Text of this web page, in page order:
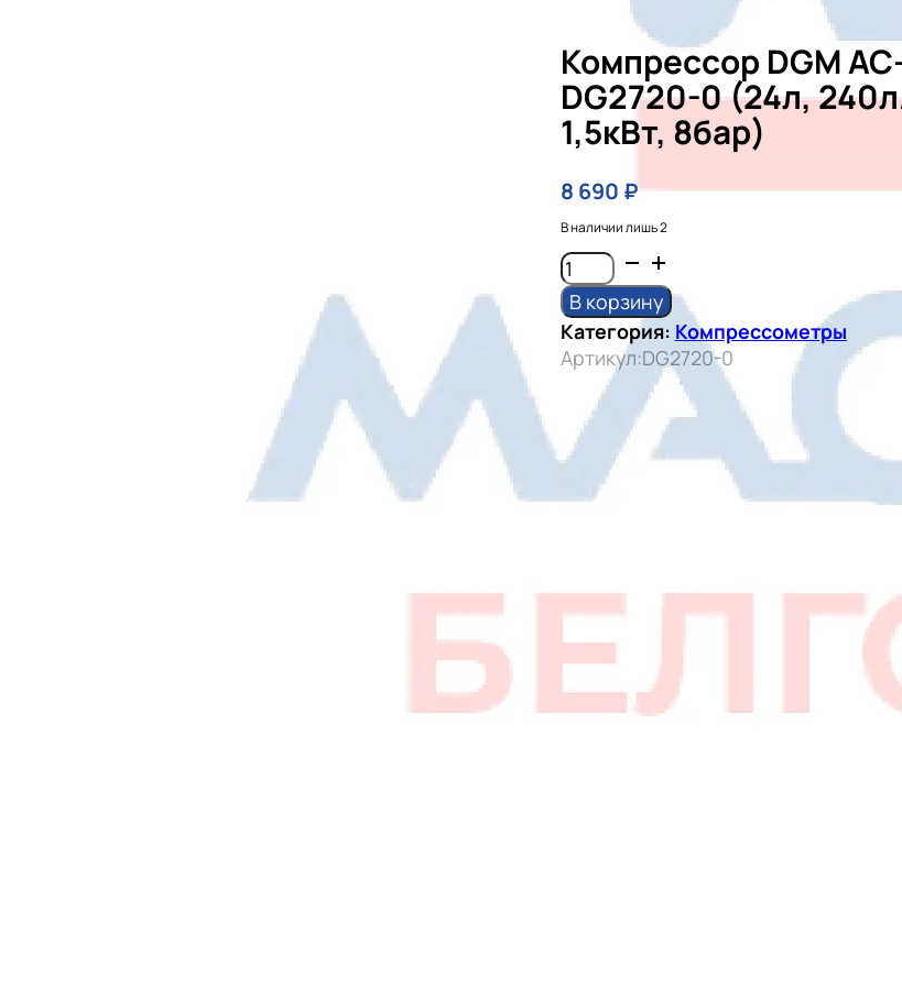
Компрессор DGM
DG2720-0 (24л,
1,5кВт, 8бар)
8 690 ₽
В наличии лишь 2
Количество
товара
Компрессор
DGM
AC-
125C
DG2720-
0
(24л,
240л/
В корзину
Категория: Компрессометры
Артикул:DG2720-0